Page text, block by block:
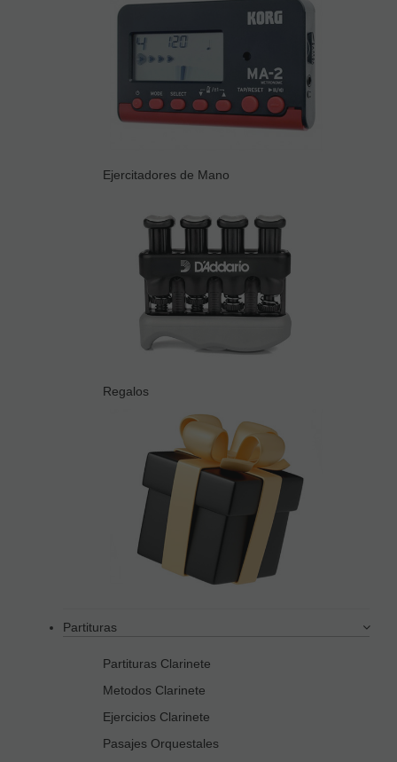
Ejercitadores de Mano
Regalos
Partituras
Partituras Clarinete
Metodos Clarinete
Ejercicios Clarinete
Pasajes Orquestales